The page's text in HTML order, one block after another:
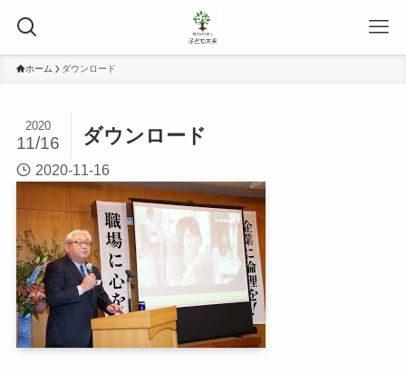
ホーム ダウンロード
ダウンロード
2020
11/16
2020-11-16